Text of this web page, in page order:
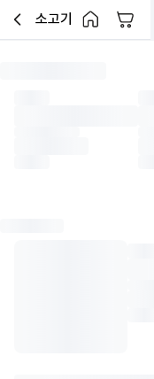
이전페이지로 이동
소고기
홈 버튼장바구니